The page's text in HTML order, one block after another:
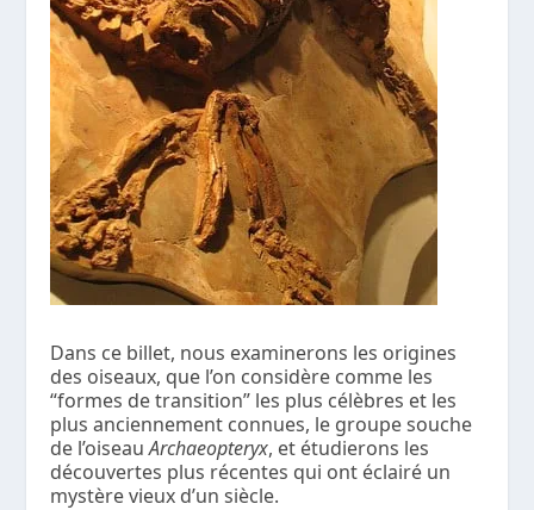
Dans ce billet, nous examinerons les origines
des oiseaux, que l’on considère comme les
“formes de transition” les plus célèbres et les
plus anciennement connues, le groupe souche
de l’oiseauArchaeopteryx, et étudierons les
découvertes plus récentes qui ont éclairé un
mystère vieux d’un siècle.